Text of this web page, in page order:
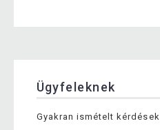
Ügyfeleknek
Gyakran ismételt kérdések